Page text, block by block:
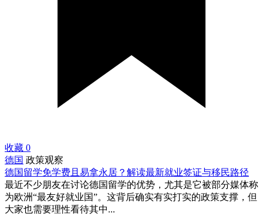
收藏 0
德国 政策观察
德国留学免学费且易拿永居？解读最新就业签证与移民路径
最近不少朋友在讨论德国留学的优势，尤其是它被部分媒体称
为欧洲“最友好就业国”。这背后确实有实打实的政策支撑，但
大家也需要理性看待其中...